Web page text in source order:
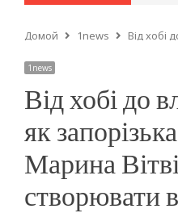
Домой 1news Від хобі
1news
Від хобі до
як
Марина
створювати